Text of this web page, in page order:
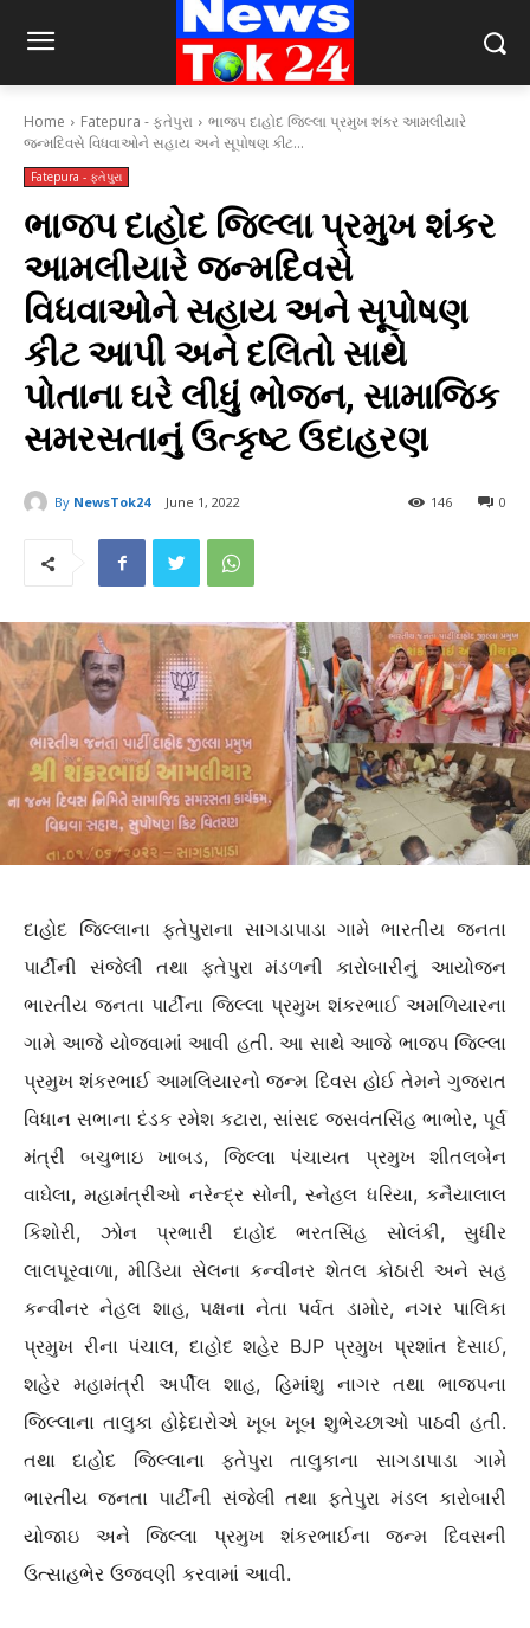
Home Fatepura - ફતેપુરા
ભાજપ દાહોદ જિલ્લા પ્રમુખ શંકર આમલીયારે
જન્મદિવસે વિધવાઓને સહાય અને સૂપોષણ કીટ...
Fatepura - ફતેપુરા
ભાજપ દાહોદ જિલ્લા પ્રમુખ શંકર
આમલીયારે જન્મદિવસે
વિધવાઓને સહાય અને સૂપોષણ
કીટ આપી અને દલિતો સાથે
પોતાના ઘરે લીધું ભોજન, સામાજિક
સમરસતાનું ઉત્કૃષ્ટ ઉદાહરણ
By NewsTok24 June 1, 2022 0
146
દાહોદ જિલ્લાના ફતેપુરાના સાગડાપાડા ગામે ભારતીય જનતા
પાર્ટીની સંજેલી તથા ફતેપુરા મંડળની કારોબારીનું આયોજન
ભારતીય જનતા પાર્ટીના જિલ્લા પ્રમુખ શંકરભાઈ અમળિયારના
ગામે આજે યોજવામાં આવી હતી. આ સાથે આજે ભાજપ જિલ્લા
પ્રમુખ શંકરભાઈ આમલિયારનો જન્મ દિવસ હોઈ તેમને ગુજરાત
વિધાન સભાના દંડક રમેશ કટારા, સાંસદ જસવંતસિંહ ભાભોર, પૂર્વ
મંત્રી બચુભાઇ ખાબડ, જિલ્લા પંચાયત પ્રમુખ શીતલબેન
વાઘેલા, મહામંત્રીઓ નરેન્દ્ર સોની, સ્નેહલ ધરિયા, કનૈયાલાલ
કિશોરી, ઝોન પ્રભારી દાહોદ ભરતસિંહ સોલંકી, સુધીર
લાલપૂરવાળા, મીડિયા સેલના કન્વીનર શેતલ કોઠારી અને સહ
કન્વીનર નેહલ શાહ, પક્ષના નેતા પર્વત ડામોર, નગર પાલિકા
પ્રમુખ રીના પંચાલ, દાહોદ શહેર BJP પ્રમુખ પ્રશાંત દેસાઈ,
શહેર મહામંત્રી અર્પીલ શાહ, હિમાંશુ નાગર તથા ભાજપના
જિલ્લાના તાલુકા હોદ્દેદારોએ ખૂબ ખૂબ શુભેચ્છાઓ પાઠવી હતી.
તથા દાહોદ જિલ્લાના ફતેપુરા તાલુકાના સાગડાપાડા ગામે
ભારતીય જનતા પાર્ટીની સંજેલી તથા ફતેપુરા મંડલ કારોબારી
યોજાઇ અને જિલ્લા પ્રમુખ શંકરભાઈના જન્મ દિવસની
ઉત્સાહભેર ઉજવણી કરવામાં આવી.